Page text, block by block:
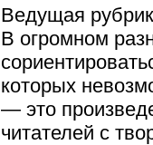
Ведущая
В огромном
которых
— это
читателей с